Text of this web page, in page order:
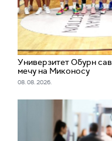
Универзитет Обурн
мечу на Миконосу
08. 08. 2026.